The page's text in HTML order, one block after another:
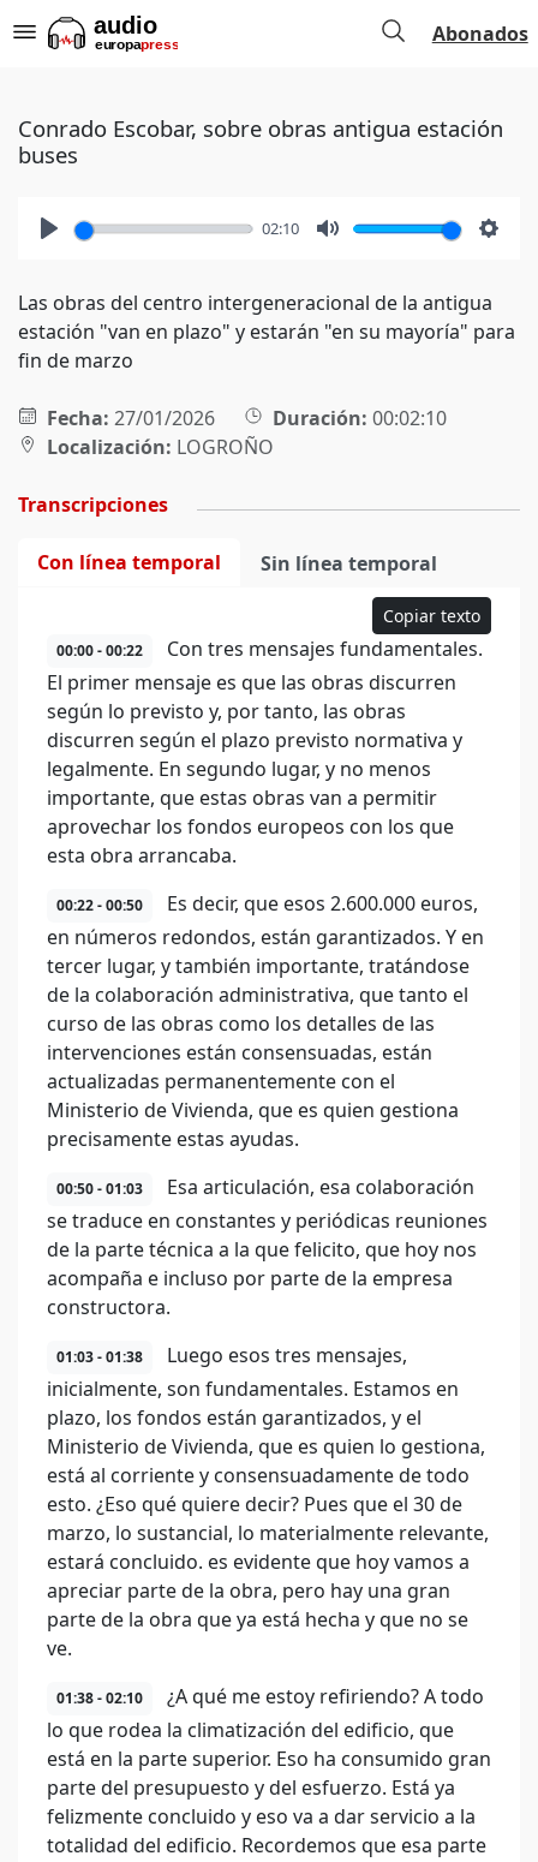
Abonados
Conrado Escobar, sobre obras antigua estación
buses
02:10
Las obras del centro intergeneracional de la antigua
estación "van en plazo" y estarán "en su mayoría" para
fin de marzo
Fecha: 27/01/2026 Duración: 00:02:10
Localización: LOGROÑO
Transcripciones
Con línea temporal Sin línea temporal
Copiar texto
00:00 - 00:22
Con tres mensajes fundamentales.
El primer mensaje es que las obras discurren
según lo previsto y, por tanto, las obras
discurren según el plazo previsto normativa y
legalmente. En segundo lugar, y no menos
importante, que estas obras van a permitir
aprovechar los fondos europeos con los que
esta obra arrancaba.
00:22 - 00:50
Es decir, que esos 2.600.000 euros,
en números redondos, están garantizados. Y en
tercer lugar, y también importante, tratándose
de la colaboración administrativa, que tanto el
curso de las obras como los detalles de las
intervenciones están consensuadas, están
actualizadas permanentemente con el
Ministerio de Vivienda, que es quien gestiona
precisamente estas ayudas.
00:50 - 01:03
Esa articulación, esa colaboración
se traduce en constantes y periódicas reuniones
de la parte técnica a la que felicito, que hoy nos
acompaña e incluso por parte de la empresa
constructora.
01:03 - 01:38
Luego esos tres mensajes,
inicialmente, son fundamentales. Estamos en
plazo, los fondos están garantizados, y el
Ministerio de Vivienda, que es quien lo gestiona,
está al corriente y consensuadamente de todo
esto. ¿Eso qué quiere decir? Pues que el 30 de
marzo, lo sustancial, lo materialmente relevante,
estará concluido. es evidente que hoy vamos a
apreciar parte de la obra, pero hay una gran
parte de la obra que ya está hecha y que no se
ve.
01:38 - 02:10
¿A qué me estoy refiriendo? A todo
lo que rodea la climatización del edificio, que
está en la parte superior. Eso ha consumido gran
parte del presupuesto y del esfuerzo. Está ya
felizmente concluido y eso va a dar servicio a la
totalidad del edificio. Recordemos que esa parte